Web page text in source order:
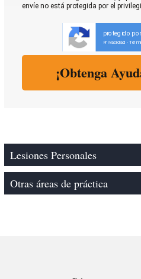
envíe no está protegida por el
protegido por
Privacidad -
Lesiones Personales
Otras áreas de práctica